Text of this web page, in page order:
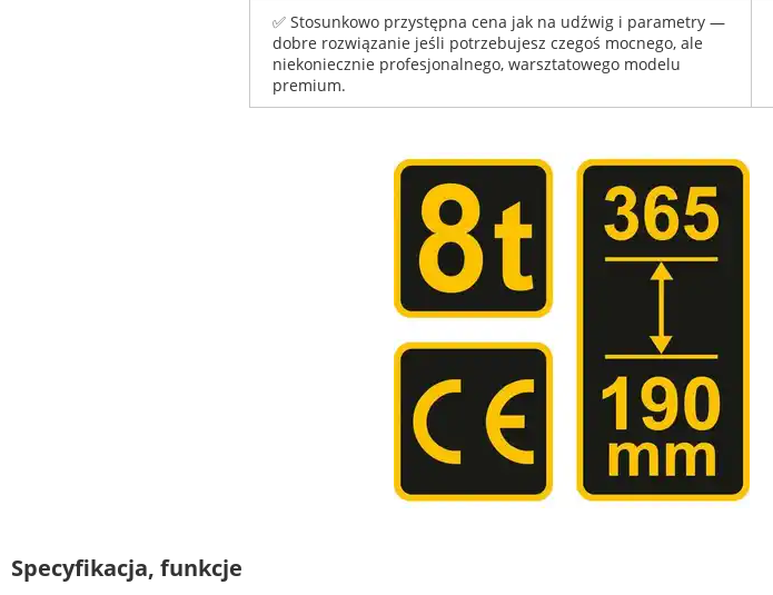
✅ Stosunkowo przystępna cena jak na udźwig i parametry —
dobre rozwiązanie jeśli potrzebujesz czegoś mocnego, ale
niekoniecznie profesjonalnego, warsztatowego modelu
premium.
Specyfikacja, funkcje